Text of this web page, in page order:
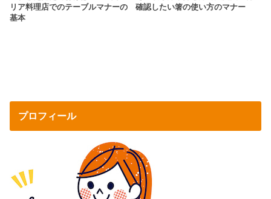
リア料理店でのテーブルマナーの
基本
確認したい箸の使い方のマナー
プロフィール